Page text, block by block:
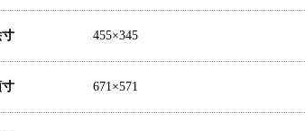
455×345
671×571